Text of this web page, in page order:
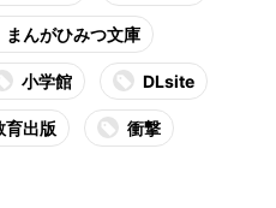
まんがひみつ文庫
小学館 DLsite
育出版 衝撃